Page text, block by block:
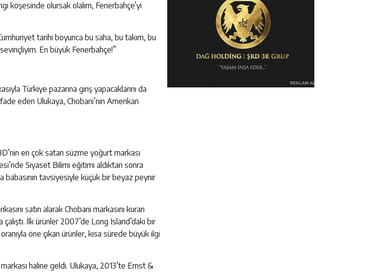
köşesinde olursak olalım, Fenerbahçe’yi
tarihi boyunca bu saha, bu takım, bu
En büyük Fenerbahçe!”
Türkiye pazarına giriş yapacaklarını da
eden Ulukaya, Chobani’nin Amerikan
en çok satan süzme yoğurt markası
Siyaset Bilimi eğitimi aldıktan sonra
babasının tavsiyesiyle küçük bir beyaz peynir
satın alarak Chobani markasını kuran
İlk ürünler 2007’de Long Island’daki bir
öne çıkan ürünler, kısa sürede büyük ilgi
haline geldi. Ulukaya, 2013’te Ernst &